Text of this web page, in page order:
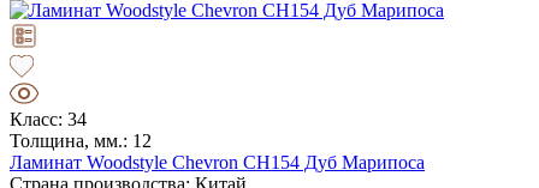
Класс: 34
Толщина, мм.: 12
Ламинат Woodstyle Chevron CH154 Дуб Марипоса
Страна производства: Китай